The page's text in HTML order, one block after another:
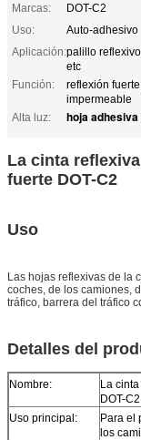
Marcas:
DOT-C2
Uso:
Auto-adhesivo
Aplicación:palillo
etc
Función:
reflexión
impermeable
Alta luz:
hoja
La cinta
fuerte DOT-C2
Uso
Las hojas reflexivas de la
coches, de los camiones,
tráfico, barrera del tráfico
Detalles del
Nombre:
La
DOT-C2
Uso principal:
Para el
los